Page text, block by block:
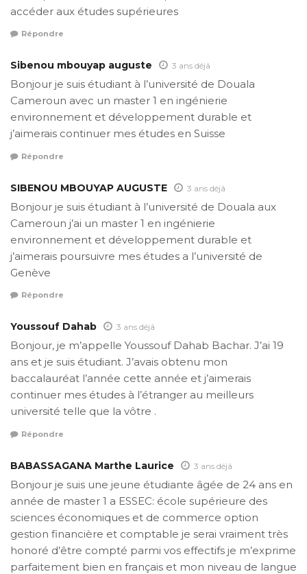
accéder aux études supérieures
Répondre
Sibenou mbouyap auguste 3 ans déjâ
Bonjour je suis étudiant à l’université de Douala
Cameroun avec un master 1 en ingénierie
environnement et développement durable et
j’aimerais continuer mes études en Suisse
Répondre
SIBENOU MBOUYAP AUGUSTE 3 ans déjâ
Bonjour je suis étudiant à l’université de Douala aux
Cameroun j’ai un master 1 en ingénierie
environnement et développement durable et
j’aimerais poursuivre mes études a l’université de
Genève
Répondre
Youssouf Dahab 3 ans déjâ
Bonjour, je m’appelle Youssouf Dahab Bachar. J’ai 19
ans et je suis étudiant. J’avais obtenu mon
baccalauréat l’année cette année et j’aimerais
continuer mes études à l’étranger au meilleurs
université telle que la vôtre .
Répondre
BABASSAGANA Marthe Laurice 3 ans déjâ
Bonjour je suis une jeune étudiante âgée de 24 ans en
année de master 1 a ESSEC: école supérieure des
sciences économiques et de commerce option
gestion financière et comptable je serai vraiment très
honoré d’être compté parmi vos effectifs je m’exprime
parfaitement bien en français et mon niveau de langue